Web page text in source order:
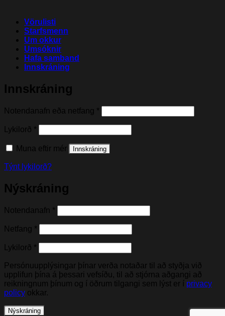
Vörulisti
Starfsmenn
Um okkur
Umsóknir
Hafa samband
Innskráning
Innskráning
Notendanafn eða netfang *
Lykilorð *
Muna eftir mér Innskráning
Týnt lykilorð?
Nýskráning
Notendanafn *
Netfang *
Lykilorð *
Persónuupplýsingar þínar verða notaðar til að styðja við
upplifun þína á þessari vefsíðu, til að stjórna aðgangi að
reikningnum þínum og í öðrum tilgangi sem lýst er í privacy
policy okkar.
Nýskráning